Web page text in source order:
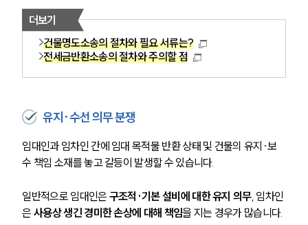
더보기
건물명도소송의 절차와 필요 서류는?
전세금반환소송의 절차와 주의할 점
유지·수선 의무 분쟁
임대인과 임차인 간에 임대 목적물 반환 상태 및 건물의 유지·보
수 책임 소재를 놓고 갈등이 발생할 수 있습니다.
일반적으로 임대인은 구조적·기본 설비에 대한 유지 의무, 임차인
은 사용상 생긴 경미한 손상에 대해 책임을 지는 경우가 많습니다.